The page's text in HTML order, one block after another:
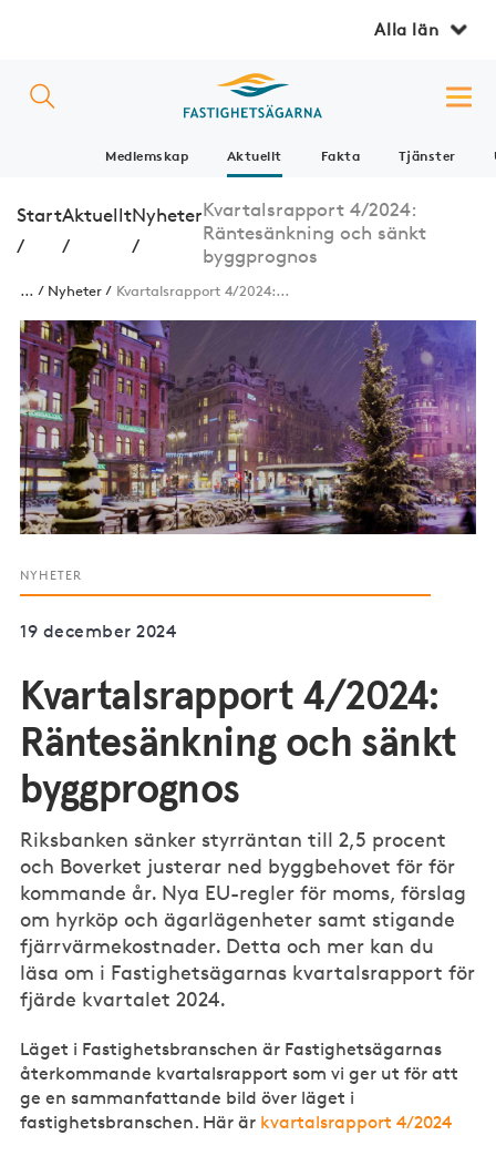
Alla län
Medlemskap Aktuellt Fakta Tjänster
Start
/
Aktuellt
/
Nyheter
/
Kvartalsrapport 4/2024:
Räntesänkning och sänkt
byggprognos
... Nyheter Kvartalsrapport 4/2024:...
NYHETER
19 december 2024
Kvartalsrapport 4/2024:
Räntesänkning och sänkt
byggprognos
Riksbanken sänker styrräntan till 2,5 procent
och Boverket justerar ned byggbehovet för för
kommande år. Nya EU-regler för moms, förslag
om hyrköp och ägarlägenheter samt stigande
fjärrvärmekostnader. Detta och mer kan du
läsa om i Fastighetsägarnas kvartalsrapport för
fjärde kvartalet 2024.
Läget i Fastighetsbranschen är Fastighetsägarnas
återkommande kvartalsrapport som vi ger ut för att
ge en sammanfattande bild över läget i
fastighetsbranschen. Här är kvartalsrapport 4/2024